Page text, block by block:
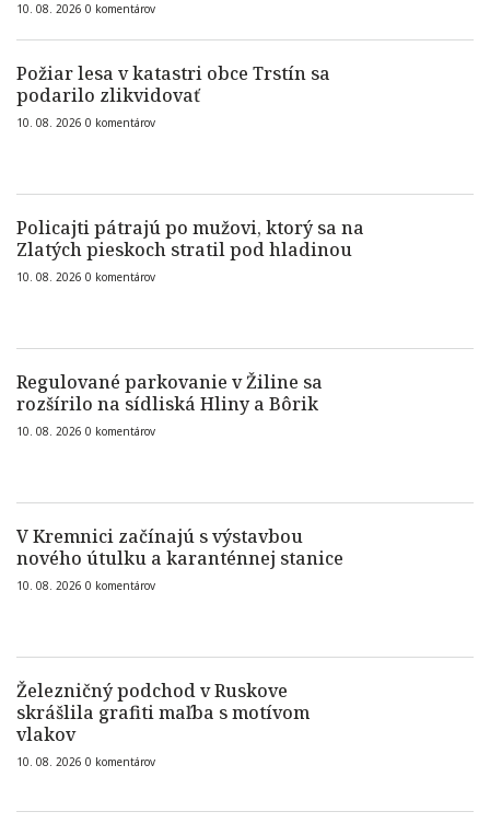
10. 08. 2026 0 komentárov
Požiar lesa v katastri obce Trstín sa
podarilo zlikvidovať
10. 08. 2026 0 komentárov
Policajti pátrajú po mužovi, ktorý sa na
Zlatých pieskoch stratil pod hladinou
10. 08. 2026 0 komentárov
Regulované parkovanie v Žiline sa
rozšírilo na sídliská Hliny a Bôrik
10. 08. 2026 0 komentárov
V Kremnici začínajú s výstavbou
nového útulku a karanténnej stanice
10. 08. 2026 0 komentárov
Železničný podchod v Ruskove
skrášlila grafiti maľba s motívom
vlakov
10. 08. 2026 0 komentárov